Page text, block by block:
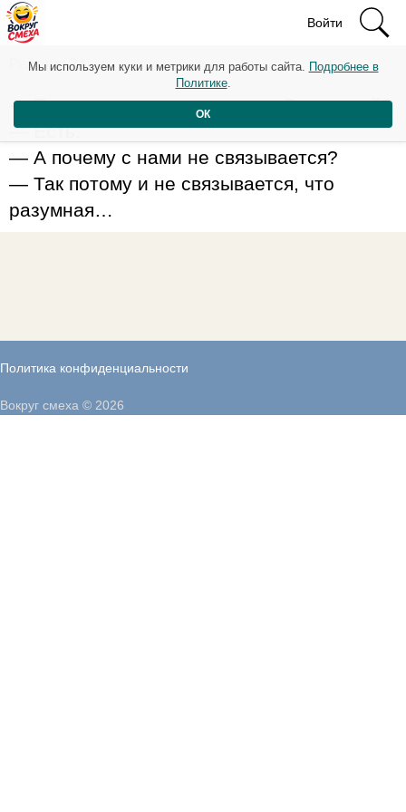
Войти
Рейтинг: 21
— Есть ли разумная жизнь во Вселенной?
— Есть.
— А почему с нами не связывается?
— Так потому и не связывается, что
разумная…
Политика конфиденциальности
Мы используем куки и метрики для работы сайта. Подробнее в
Политике.
ОК
Вокруг смеха © 2026